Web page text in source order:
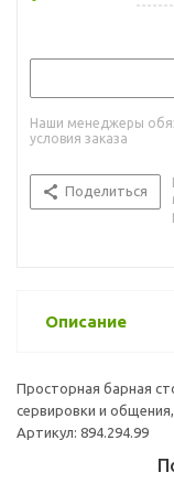
Наши менеджеры
условия заказа
Поделиться
Описание
Просторная барная
сервировки и
Артикул: 894.294.99